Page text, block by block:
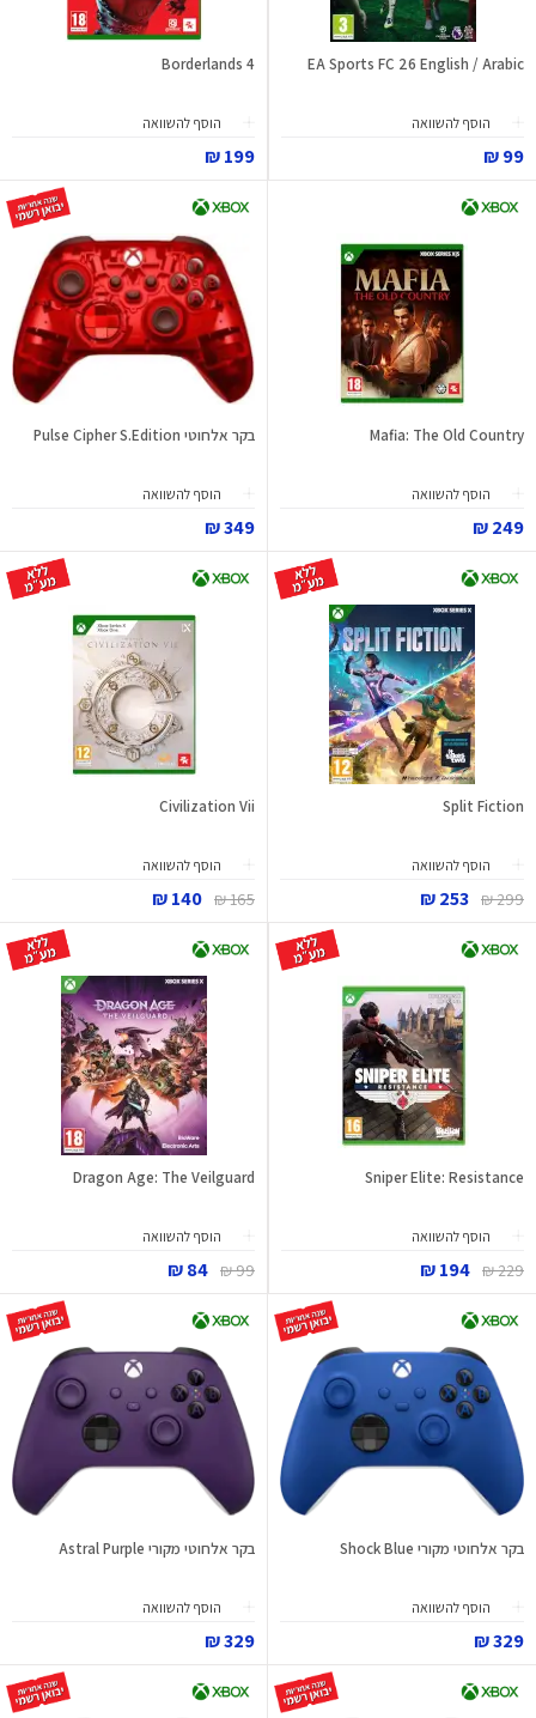
EA Sports FC 26 English / Arabic
הוסף להשוואה
99 ₪
Borderlands 4
הוסף להשוואה
199 ₪
Mafia: The Old Country
הוסף להשוואה
249 ₪
בקר אלחוטי Pulse Cipher S.Edition
הוסף להשוואה
349 ₪
Split Fiction
הוסף להשוואה
299 ₪
253 ₪
Civilization Vii
הוסף להשוואה
165 ₪
140 ₪
Sniper Elite: Resistance
הוסף להשוואה
229 ₪
194 ₪
Dragon Age: The Veilguard
הוסף להשוואה
99 ₪
84 ₪
בקר אלחוטי מקורי Shock Blue
הוסף להשוואה
329 ₪
בקר אלחוטי מקורי Astral Purple
הוסף להשוואה
329 ₪